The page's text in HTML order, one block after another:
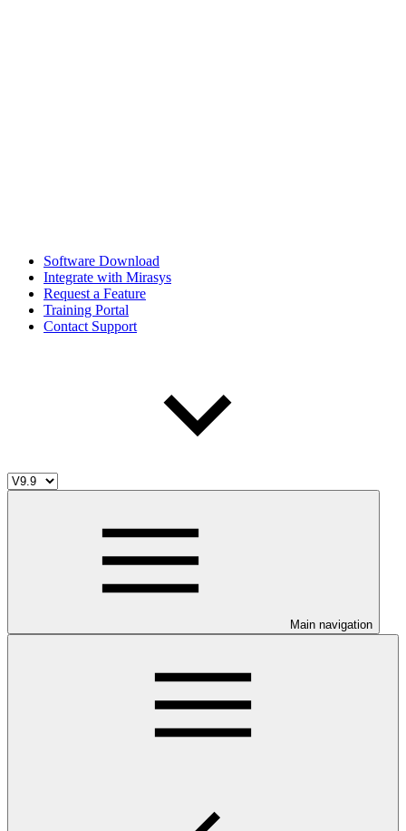
Software Download
Integrate with Mirasys
Request a Feature
Training Portal
Contact Support
Main navigation